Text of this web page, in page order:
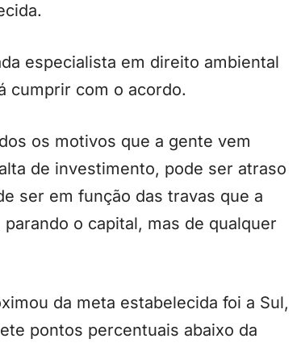
especialista em direito ambiental
cumprir com o acordo.
os motivos que a gente vem
de investimento, pode ser atraso
ser em função das travas que a
o capital, mas de qualquer
da meta estabelecida foi a Sul,
pontos percentuais abaixo da